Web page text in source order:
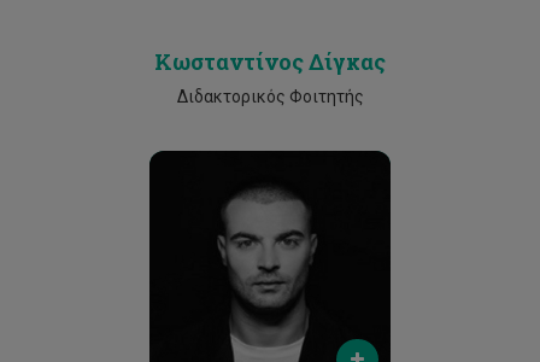
Κωσταντίνος Δίγκας
Διδακτορικός Φοιτητής
Email
mae.paschalidis@edu.cut.ac.cy
Phone